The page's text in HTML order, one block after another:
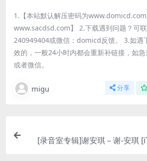
1.【本站默认解压密码为
www.sacdsd.com】 2.下载遇到问题？可联
240949404或微信：domicd反馈。 3.如遇
效的，一般24小时内都会重新补链接，如
或者微信。
migu 分享
[录音室专辑]谢安琪 – 谢-安琪